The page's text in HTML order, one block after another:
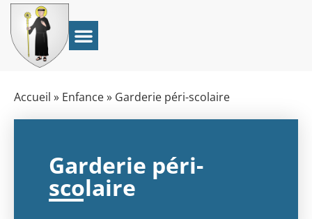
Accueil » Enfance» Garderie péri-scolaire
Garderie péri-
scolaire